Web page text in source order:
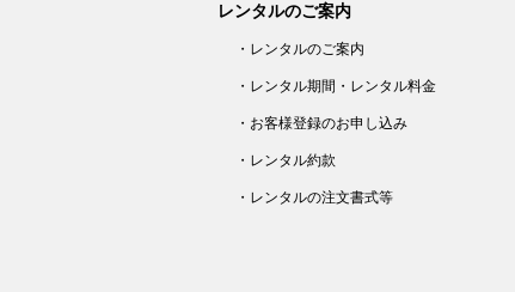
レンタルのご案内
・レンタルのご案内
・レンタル期間・レンタル料金
・お客様登録のお申し込み
・レンタル約款
・レンタルの注文書式等